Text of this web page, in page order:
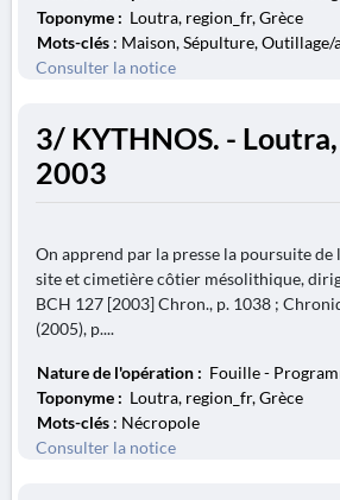
Toponyme : Loutra, region_fr, Grèce
Mots-clés : Maison, Sépulture,
Consulter la notice
3/ KYTHNOS. -
2003
On apprend par la presse la poursuite
site et cimetière côtier mésolithique,
BCH 127 [2003] Chron., p. 1038 ;
(2005), p....
Nature de l'opération : Fouille -
Toponyme : Loutra, region_fr, Grèce
Mots-clés : Nécropole
Consulter la notice